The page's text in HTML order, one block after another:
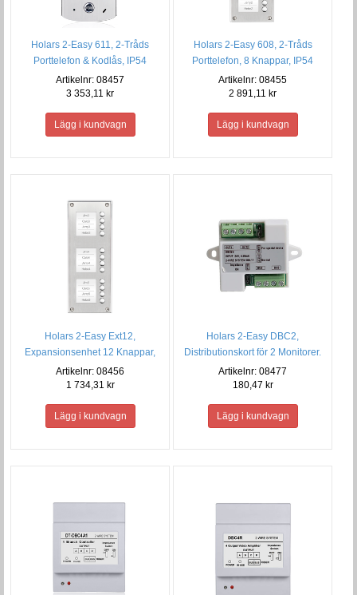
Holars 2-Easy 611, 2-Tråds
Porttelefon & Kodlås, IP54
Artikelnr: 08457
3 353,11 kr
Holars 2-Easy 608, 2-Tråds
Porttelefon, 8 Knappar, IP54
Artikelnr: 08455
2 891,11 kr
Holars 2-Easy Ext12,
Expansionsenhet 12 Knappar,
IP54
Artikelnr: 08456
1 734,31 kr
Holars 2-Easy DBC2,
Distributionskort för 2 Monitorer.
Artikelnr: 08477
180,47 kr